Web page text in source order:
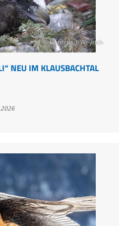
© Hansruedi Weyrich
NEU IM KLAUSBACHTAL